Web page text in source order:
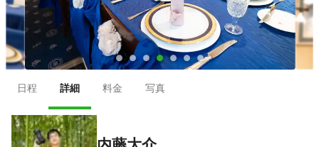
● ● ● ● ● ● ●
日程 詳細 料金 写真